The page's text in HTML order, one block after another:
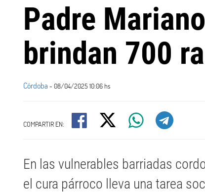
Padre
brindan 700
Córdoba - 08/04/2025 10:06 hs
COMPARTIR EN:
En las vulnerables barriadas
el cura párroco lleva una tarea